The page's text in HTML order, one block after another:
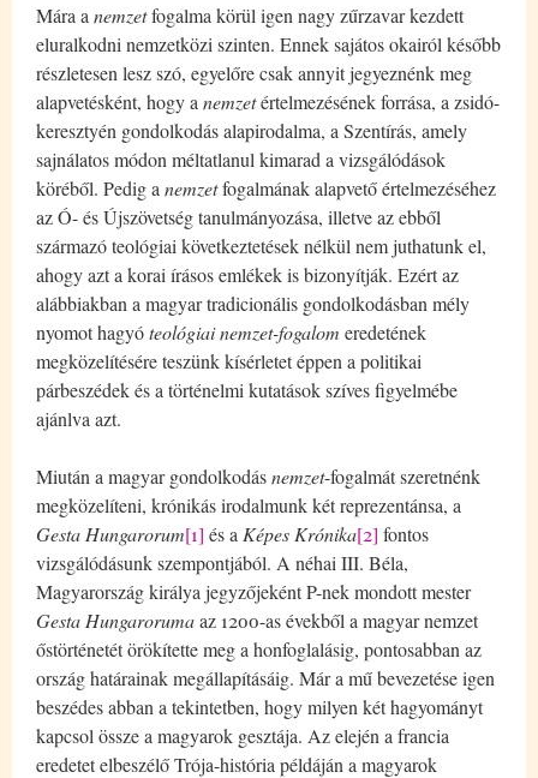
Mára a nemzetfogalma körül igen nagy zűrzavar kezdett
eluralkodni nemzetközi szinten. Ennek sajátos okairól később
részletesen lesz szó, egyelőre csak annyit jegyeznénk meg
alapvetésként, hogy a nemzetértelmezésének forrása, a zsidó-
keresztyén gondolkodás alapirodalma, a Szentírás, amely
sajnálatos módon méltatlanul kimarad a vizsgálódások
köréből. Pedig a nemzetfogalmának alapvető értelmezéséhez
az Ó- és Újszövetség tanulmányozása, illetve az ebből
származó teológiai következtetések nélkül nem juthatunk el,
ahogy azt a korai írásos emlékek is bizonyítják. Ezért az
alábbiakban a magyar tradicionális gondolkodásban mély
nyomot hagyóteológiai nemzet-fogalom eredetének
megközelítésére teszünk kísérletet éppen a politikai
párbeszédek és a történelmi kutatások szíves figyelmébe
ajánlva azt.
Miután a magyar gondolkodásnemzet-fogalmát szeretnénk
megközelíteni, krónikás irodalmunk két reprezentánsa, a
Gesta Hungarorum[1] és a Képes Krónika[2] fontos
vizsgálódásunk szempontjából. A néhai III. Béla,
Magyarország királya jegyzőjeként P-nek mondott mester
Gesta Hungarorumaaz 1200-as évekből a magyar nemzet
őstörténetét örökítette meg a honfoglalásig, pontosabban az
ország határainak megállapításáig. Már a mű bevezetése igen
beszédes abban a tekintetben, hogy milyen két hagyományt
kapcsol össze a magyarok gesztája. Az elején a francia
eredetet elbeszélő Trója-história példáján a magyarok